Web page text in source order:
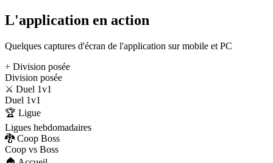
L'application en action
Quelques captures d'écran de l'application sur mobile et PC
÷ Division posée
Division posée
⚔️ Duel 1v1
Duel 1v1
🏆 Ligue
Ligues hebdomadaires
🐉 Coop Boss
Coop vs Boss